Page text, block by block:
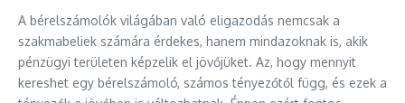
A bérelszámolók világában való eligazodás nemcsak a
szakmabeliek számára érdekes, hanem mindazoknak is, akik
pénzügyi területen képzelik el jövőjüket. Az, hogy mennyit
kereshet egy bérelszámoló, számos tényezőtől függ, és ezek a